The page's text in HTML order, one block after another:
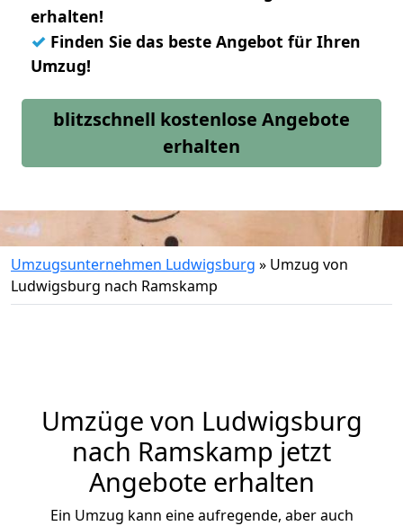
erhalten!
✓ Finden Sie das beste Angebot für Ihren
Umzug!
blitzschnell kostenlose Angebote
erhalten
Umzugsunternehmen Ludwigsburg » Umzug von
Ludwigsburg nach Ramskamp
Umzüge von Ludwigsburg
nach Ramskamp jetzt
Angebote erhalten
Ein Umzug kann eine aufregende, aber auch